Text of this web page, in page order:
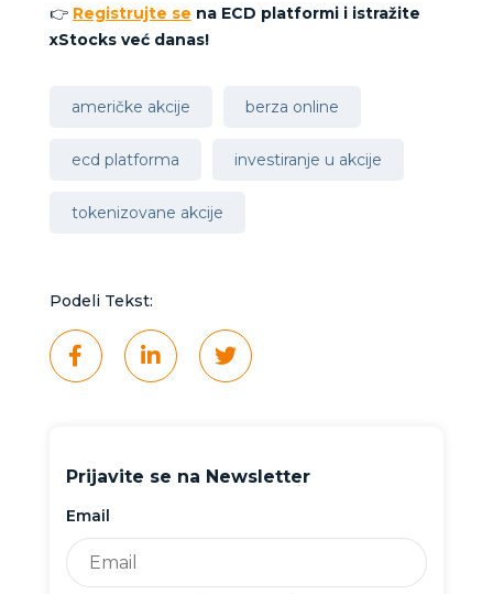
👉 Registrujte se na ECD platformi i istražite
xStocks već danas!
američke akcije berza online
ecd platforma investiranje u akcije
tokenizovane akcije
Podeli Tekst:
Prijavite se na Newsletter
Email